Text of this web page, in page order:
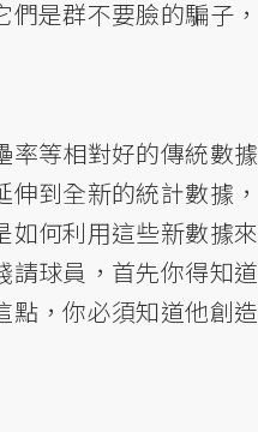
是群不要臉的騙子，
率等相對好的傳統數據
到全新的統計數據，
如何利用這些新數據來
請球員，首先你得知道
點，你必須知道他創造